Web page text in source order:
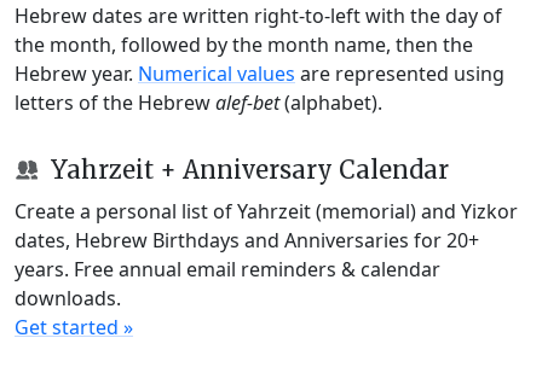
Hebrew dates are written right-to-left with the day of
the month, followed by the month name, then the
Hebrew year. Numerical values are represented using
letters of the Hebrewalef-bet(alphabet).
Yahrzeit + Anniversary Calendar
Create a personal list of Yahrzeit (memorial) and Yizkor
dates, Hebrew Birthdays and Anniversaries for 20+
years. Free annual email reminders & calendar
downloads.
Get started »